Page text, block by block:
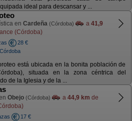
ideal para descansar y ...
en Cardeña (Córdoba) a 41,9
(Córdoba)
28 €
está ubicada en la bonita población de
situada en la zona céntrica del
de la Iglesia y de la ...
Obejo (Córdoba) a 44,9 km de
17 €